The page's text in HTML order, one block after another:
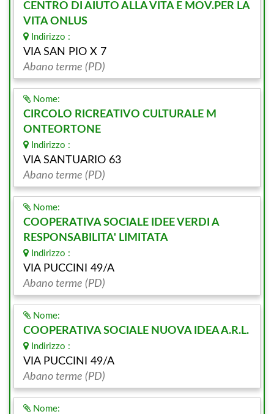
CENTRO DI AIUTO ALLA VITA E MOV.PER LA
VITA ONLUS
Indirizzo :
VIA SAN PIO X 7
Abano terme (PD)
Nome:
CIRCOLO RICREATIVO CULTURALE M
ONTEORTONE
Indirizzo :
VIA SANTUARIO 63
Abano terme (PD)
Nome:
COOPERATIVA SOCIALE IDEE VERDI A
RESPONSABILITA' LIMITATA
Indirizzo :
VIA PUCCINI 49/A
Abano terme (PD)
Nome:
COOPERATIVA SOCIALE NUOVA IDEA A.R.L.
Indirizzo :
VIA PUCCINI 49/A
Abano terme (PD)
Nome: